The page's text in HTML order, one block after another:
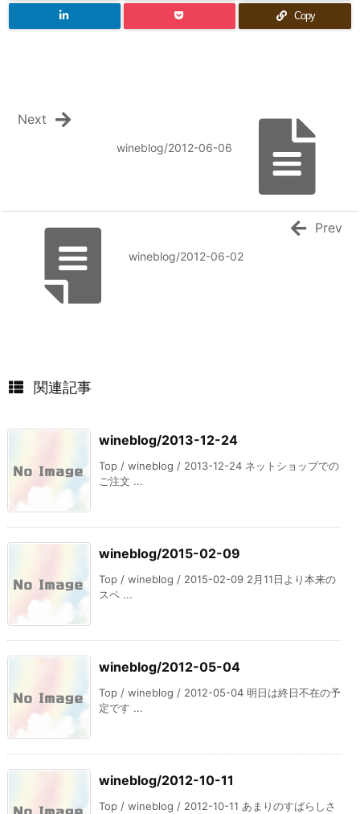
Copy
wineblog/2012-06-06
Next
wineblog/2012-06-02
Prev
関連記事
wineblog/2013-12-24
Top / wineblog / 2013-12-24 ネットショップでの
ご注文 ...
wineblog/2015-02-09
Top / wineblog / 2015-02-09 2月11日より本来の
スペ ...
wineblog/2012-05-04
Top / wineblog / 2012-05-04 明日は終日不在の予
定です ...
wineblog/2012-10-11
Top / wineblog / 2012-10-11 あまりのすばらしさ